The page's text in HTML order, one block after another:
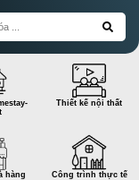
Thiết kế nội thất
hàng
Công trình thực tế